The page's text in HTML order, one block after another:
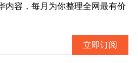
内容，每月为你整理全网最有价
立即订阅